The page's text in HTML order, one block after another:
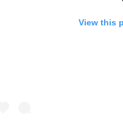
View this